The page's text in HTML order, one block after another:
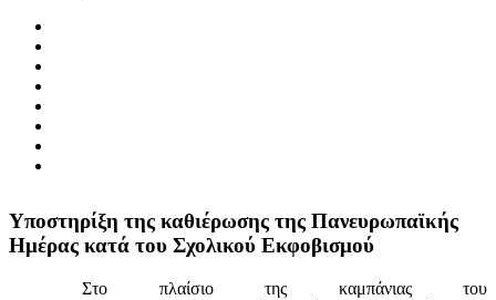
Yποστηρίξη της καθιέρωσης της Πανευρωπαϊκής
Ημέρας κατά του Σχολικού Εκφοβισμού
Στο πλαίσιο της καμπάνιας του